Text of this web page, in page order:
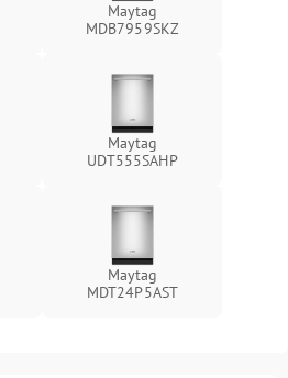
Maytag
MDB7959SKZ
Maytag
UDT555SAHP
Maytag
MDT24P5AST